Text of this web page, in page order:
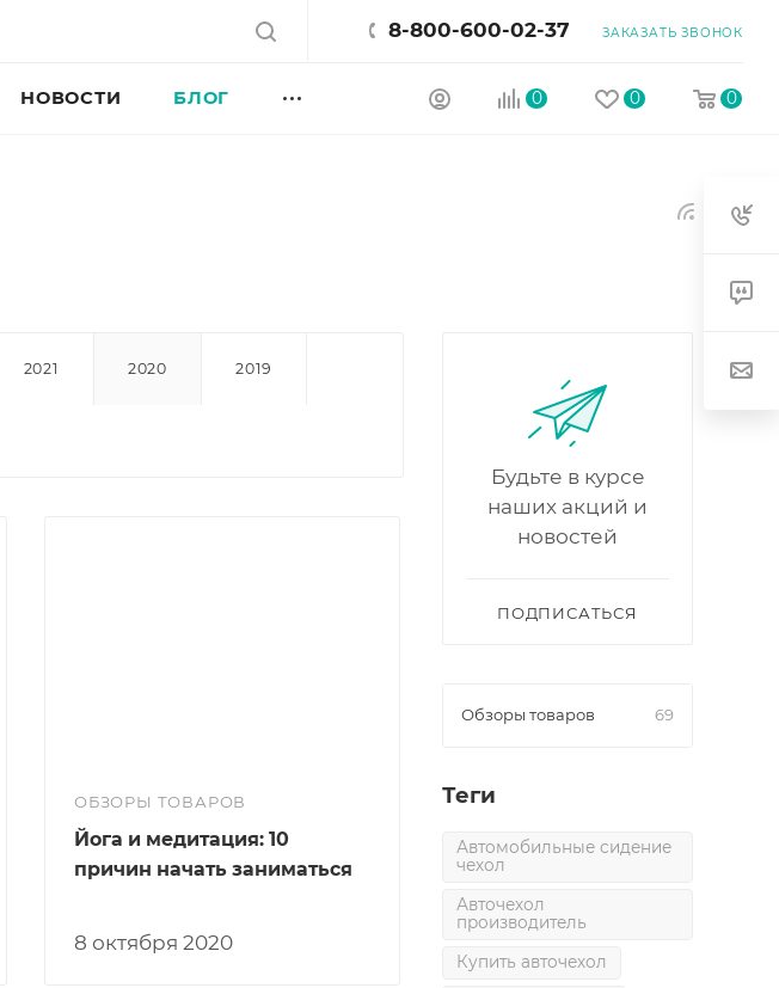
8-800-600-02-37 ЗАКАЗАТЬ ЗВОНОК
0 0 0
НОВОСТИ БЛОГ
2021 2020 2019
ОБЗОРЫ ТОВАРОВ
8 октября 2020
Йога и медитация: 10
причин начать заниматься
Будьте в курсе
наших акций и
новостей
ПОДПИСАТЬСЯ
Обзоры товаров 69
Теги
Автомобильные сидение
чехол
Авточехол
производитель
Купить авточехол